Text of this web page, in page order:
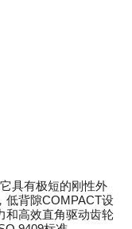
具有极短的刚性外
低背隙COMPACT设
和高效直角驱动齿轮